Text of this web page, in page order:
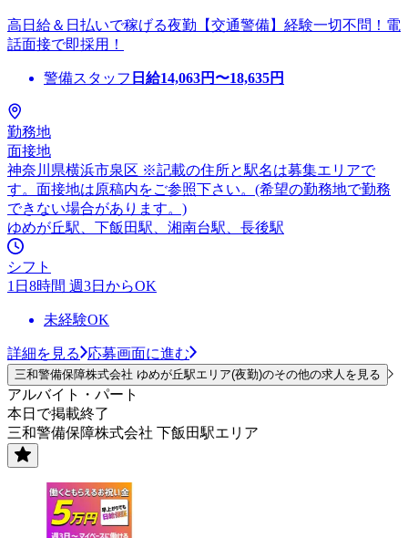
高日給＆日払いで稼げる夜勤【交通警備】経験一切不問！電
話面接で即採用！
警備スタッフ 日給14,063円〜18,635円
勤務地
面接地
神奈川県横浜市泉区 ※記載の住所と駅名は募集エリアで
す。面接地は原稿内をご参照下さい。(希望の勤務地で勤務
できない場合があります。)
ゆめが丘駅、下飯田駅、湘南台駅、長後駅
シフト
1日8時間 週3日からOK
未経験OK
詳細を見る 応募画面に進む
三和警備保障株式会社 ゆめが丘駅エリア(夜勤)のその他の求人を見る
アルバイト・パート
本日で掲載終了
三和警備保障株式会社 下飯田駅エリア